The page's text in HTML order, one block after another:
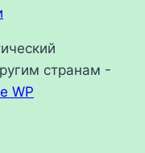
странам -
WP